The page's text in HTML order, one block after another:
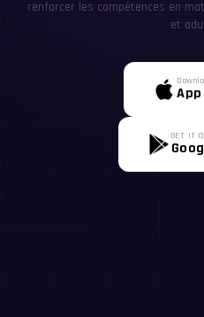
renforcer les compétences en
et
GET IT